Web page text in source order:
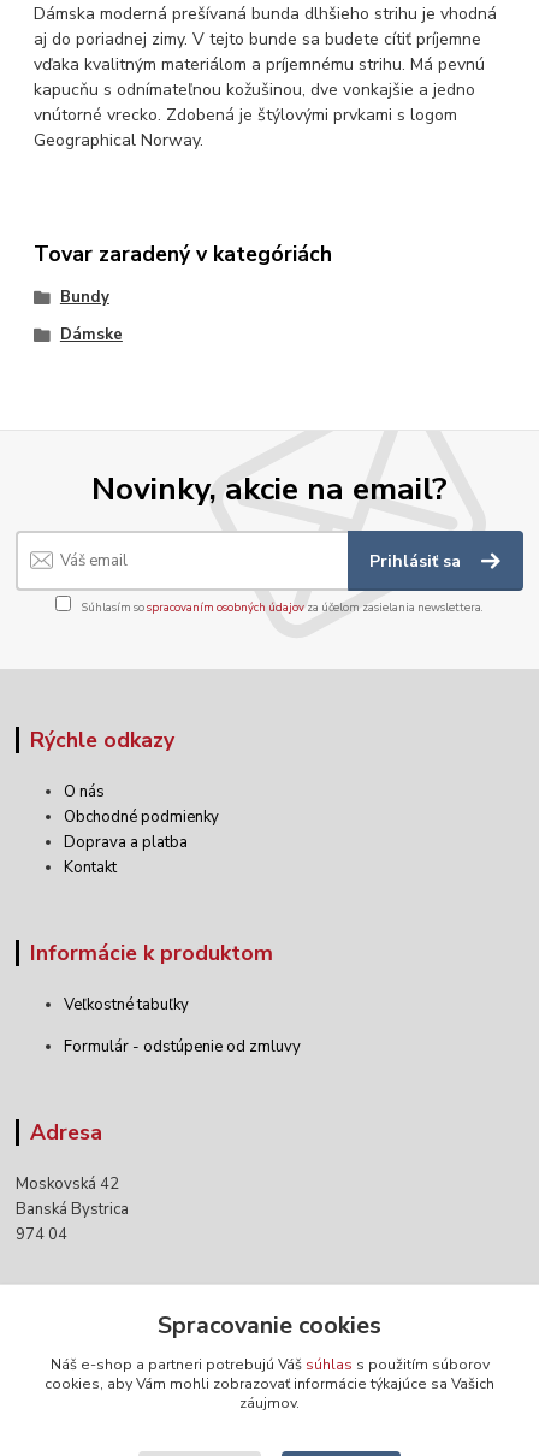
Dámska moderná prešívaná bunda dlhšieho strihu je vhodná
aj do poriadnej zimy. V tejto bunde sa budete cítiť príjemne
vďaka kvalitným materiálom a príjemnému strihu. Má pevnú
kapucňu s odnímateľnou kožušinou, dve vonkajšie a jedno
vnútorné vrecko. Zdobená je štýlovými prvkami s logom
Geographical Norway.
Tovar zaradený v kategóriách
Bundy
Dámske
Novinky, akcie na email?
Prihlásiť sa
Súhlasím sospracovaním osobných údajov za účelom zasielania newslettera.
Rýchle odkazy
O nás
Obchodné podmienky
Doprava a platba
Kontakt
Informácie k produktom
Veľkostné tabuľky
Formulár - odstúpenie od zmluvy
Adresa
Moskovská 42
Banská Bystrica
974 04
+421 903 152 158
Spracovanie cookies
Náš e-shop a partneri potrebujú Váš súhlas s použitím súborov
cookies, aby Vám mohli zobrazovať informácie týkajúce sa Vašich
záujmov.